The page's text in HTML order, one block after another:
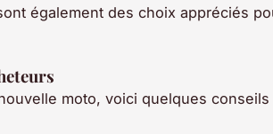
également des choix appréciés
moto, voici quelques conseils